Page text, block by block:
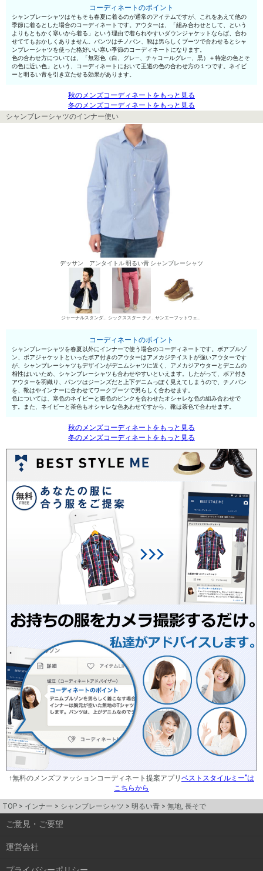
コーディネートのポイント
シャンブレーシャツはそもそも春夏に着るのが通常のアイテムですが、これをあえて他の
季節に着るとした場合のコーディネートです。アウターは、「組み合わせとして、という
よりもともかく寒いから着る」という理由で着られやすいダウンジャケットならば、合わ
せててもおかしくありません。パンツはチノパン、靴は男らしくブーツで合わせるとシャ
ンブレーシャツを使った格好いい寒い季節のコーディネートになります。
色の合わせ方については、「無彩色（白、グレ—、チャコールグレ—、黒）＋特定の色とそ
の色に近い色」という、コーディネートにおいて王道の色の合わせ方の１つです。ネイビ
ーと明るい青を引き立たせる効果があります。
秋のメンズコーディネートをもっと見る
冬のメンズコーディネートをもっと見る
シャンブレーシャツのインナー使い
デッサン アンタイトル 明るい青 シャンブレーシャツ
ジャーナルスタンダード ボアブルゾン・ジャケット シックススター チノパン・綿パン サンエーフットウェア ワークブーツ
コーディネートのポイント
シャンブレーシャツを春夏以外にインナーで使う場合のコーディネートです。ボアブルゾ
ン、ボアジャケットといったボア付きのアウターはアメカジテイストが強いアウターです
が、シャンブレーシャツもデザインがデニムシャツに近く、アメカジアウターとデニムの
相性はいいため、シャンブレーシャツも合わせやすいといえます。したがって、ボア付き
アウターを羽織り、パンツはジーンズだと上下デニムっぽく見えてしまうので、チノパン
を、靴はやインナーに合わせてワークブーツで男らしく合わせます。
色については、寒色のネイビーと暖色のピンクを合わせたオシャレな色の組み合わせで
す。また、ネイビーと茶色もオシャレな色あわせですから、靴は茶色で合わせます。
秋のメンズコーディネートをもっと見る
冬のメンズコーディネートをもっと見る
↑無料のメンズファッションコーディネート提案アプリ ベストスタイルミー"は
こちらから
TOP インナー シャンブレーシャツ 明るい青 無地, 長そで
ご意見・ご要望
運営会社